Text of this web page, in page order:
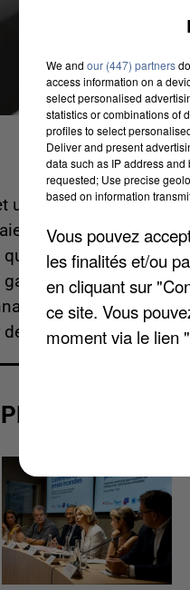
un mineur, ont été
volé le coffre-fort
a orienté les
à vue au
préalable
police judiciaire
VUS
We and our (447) partners
access information on a
select personalised
statistics or combinations of
profiles to select
Deliver and present
data such as IP address
requested; Use precise
based on information
Vous pouvez
les finalités et/ou
en cliquant sur
ce site. Vous
moment via le lien